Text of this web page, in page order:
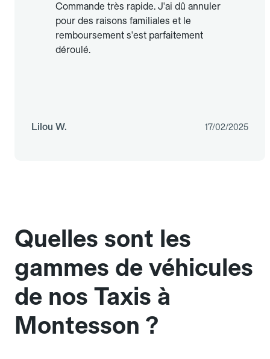
Commande très rapide. J'ai dû annuler
pour des raisons familiales et le
remboursement s'est parfaitement
déroulé.
Lilou W. 17/02/2025
Quelles sont les
gammes de véhicules
de nos Taxis à
Montesson ?